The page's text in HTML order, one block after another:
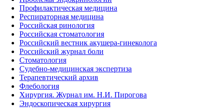
Профилактическая медицина
Респираторная медицина
Российская ринология
Российская стоматология
Российский вестник акушера-гинеколога
Российский журнал боли
Стоматология
Судебно-медицинская экспертиза
Терапевтический архив
Флебология
Хирургия. Журнал им. Н.И. Пирогова
Эндоскопическая хирургия